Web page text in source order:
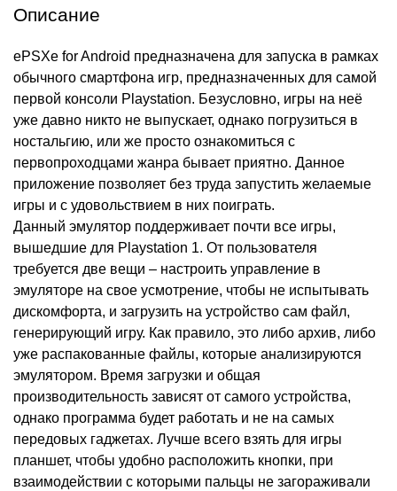
Описание
ePSXe for Android предназначена для запуска в рамках
обычного смартфона игр, предназначенных для самой
первой консоли Playstation. Безусловно, игры на неё
уже давно никто не выпускает, однако погрузиться в
ностальгию, или же просто ознакомиться с
первопроходцами жанра бывает приятно. Данное
приложение позволяет без труда запустить желаемые
игры и с удовольствием в них поиграть.
Данный эмулятор поддерживает почти все игры,
вышедшие для Playstation 1. От пользователя
требуется две вещи – настроить управление в
эмуляторе на свое усмотрение, чтобы не испытывать
дискомфорта, и загрузить на устройство сам файл,
генерирующий игру. Как правило, это либо архив, либо
уже распакованные файлы, которые анализируются
эмулятором. Время загрузки и общая
производительность зависят от самого устройства,
однако программа будет работать и не на самых
передовых гаджетах. Лучше всего взять для игры
планшет, чтобы удобно расположить кнопки, при
взаимодействии с которыми пальцы не загораживали